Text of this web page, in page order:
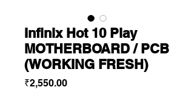
Infinix Hot 10 Play
MOTHERBOARD / PCB
(WORKING FRESH)
₹2,550.00Price